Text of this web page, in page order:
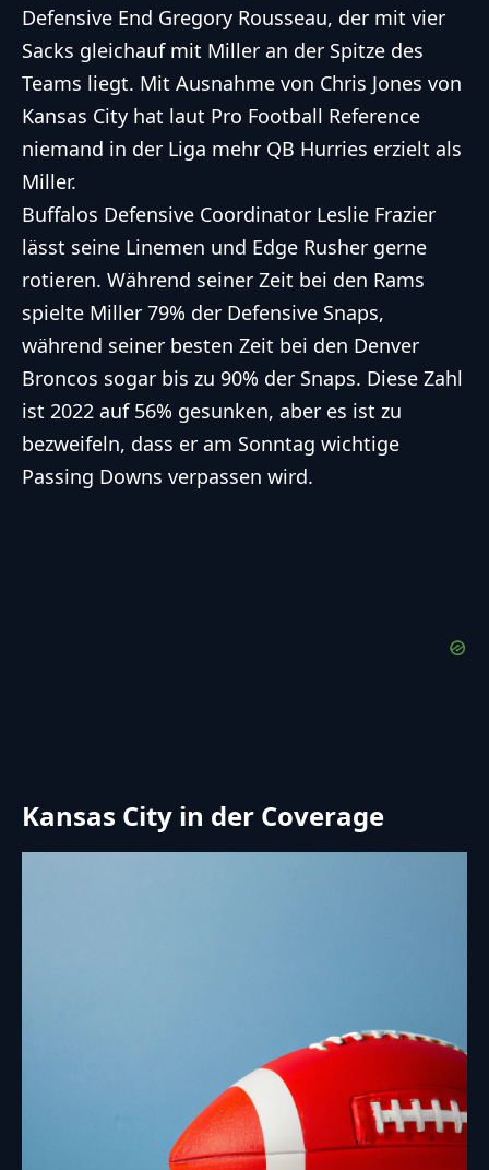
Defensive End Gregory Rousseau, der mit vier
Sacks gleichauf mit Miller an der Spitze des
Teams liegt. Mit Ausnahme von Chris Jones von
Kansas City hat laut Pro Football Reference
niemand in der Liga mehr QB Hurries erzielt als
Miller.
Buffalos Defensive Coordinator Leslie Frazier
lässt seine Linemen und Edge Rusher gerne
rotieren. Während seiner Zeit bei den Rams
spielte Miller 79% der Defensive Snaps,
während seiner besten Zeit bei den Denver
Broncos sogar bis zu 90% der Snaps. Diese Zahl
ist 2022 auf 56% gesunken, aber es ist zu
bezweifeln, dass er am Sonntag wichtige
Passing Downs verpassen wird.
Kansas City in der Coverage